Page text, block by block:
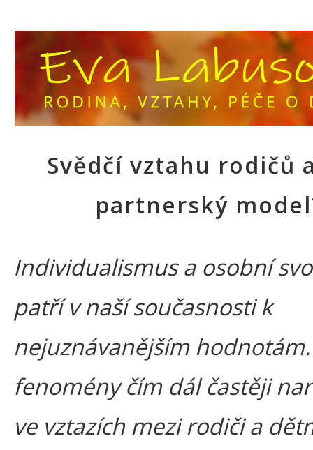
Svědčí vztahu rodičů
partnerský
Individualismus a osobní
patří v naší současnosti k
nejuznávanějším
fenomény čím dál častěji
ve vztazích mezi rodiči a